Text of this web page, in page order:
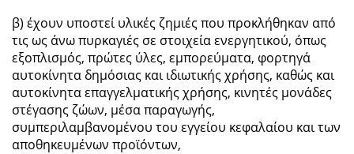
β) έχουν υποστεί υλικές ζημιές που προκλήθηκαν από
τις ως άνω πυρκαγιές σε στοιχεία ενεργητικού, όπως
εξοπλισμός, πρώτες ύλες, εμπορεύματα, φορτηγά
αυτοκίνητα δημόσιας και ιδιωτικής χρήσης, καθώς και
αυτοκίνητα επαγγελματικής χρήσης, κινητές μονάδες
στέγασης ζώων, μέσα παραγωγής,
συμπεριλαμβανομένου του εγγείου κεφαλαίου και των
αποθηκευμένων προϊόντων,